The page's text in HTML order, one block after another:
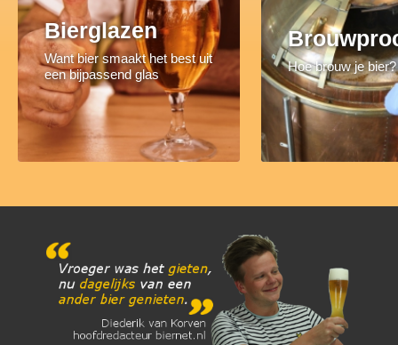
Bierglazen
Want bier smaakt het best uit
een bijpassend glas
Hoe brouw je bier?